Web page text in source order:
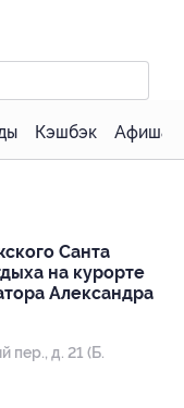
Кэшбэк Афиша
Санта
на курорте
Александра
пер., д. 21 (Б.